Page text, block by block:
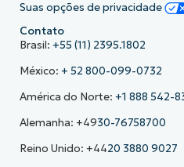
Suas opções de privacidade
Contato
Brasil: +55 (11) 2395.1802
México: + 52 800-099-0732
América do Norte: +1 888 542-
Alemanha: +4930-76758700
Reino Unido: +4420 3880 9027